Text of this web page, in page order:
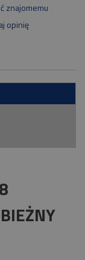
znajomemu
opinię